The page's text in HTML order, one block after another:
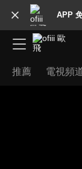
APP
推薦 電視頻